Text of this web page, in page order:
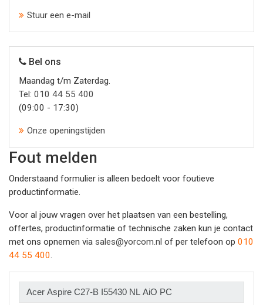
Stuur een e-mail
Bel ons
Maandag t/m Zaterdag.
Tel: 010 44 55 400
(09:00 - 17:30)
Onze openingstijden
Fout melden
Onderstaand formulier is alleen bedoelt voor foutieve
productinformatie.
Voor al jouw vragen over het plaatsen van een bestelling,
offertes, productinformatie of technische zaken kun je contact
met ons opnemen via sales@yorcom.nl of per telefoon op 010
44 55 400.